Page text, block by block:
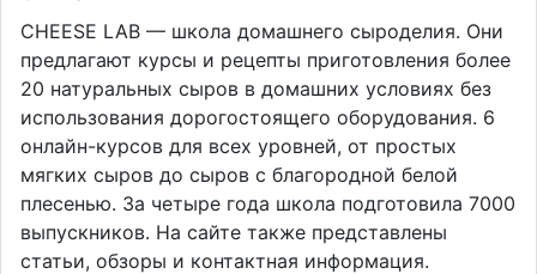
CHEESE LAB — школа домашнего сыроделия. Они
предлагают курсы и рецепты приготовления более
20 натуральных сыров в домашних условиях без
использования дорогостоящего оборудования. 6
онлайн-курсов для всех уровней, от простых
мягких сыров до сыров с благородной белой
плесенью. За четыре года школа подготовила 7000
выпускников. На сайте также представлены
статьи, обзоры и контактная информация.